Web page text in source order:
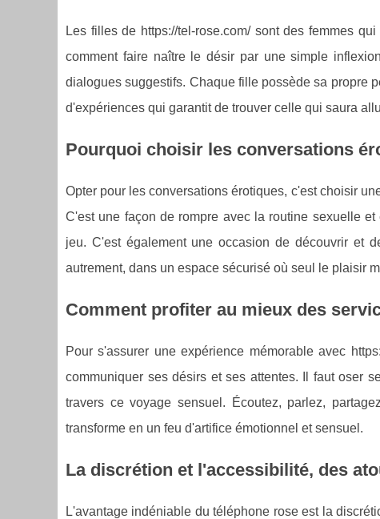
Les filles de https://tel-rose.com/ sont des femmes
comment faire naître le désir par une simple
dialogues suggestifs. Chaque fille possède sa propre
d'expériences qui garantit de trouver celle qui saura
Pourquoi choisir les conversations
Opter pour les conversations érotiques, c'est choisir
C'est une façon de rompre avec la routine sexuelle
jeu. C'est également une occasion de découvrir et
autrement, dans un espace sécurisé où seul le plaisir
Comment profiter au mieux des
Pour s'assurer une expérience mémorable avec
communiquer ses désirs et ses attentes. Il faut oser
travers ce voyage sensuel. Écoutez, parlez,
transforme en un feu d'artifice émotionnel et sensuel.
La discrétion et l'accessibilité, des
L'avantage indéniable du téléphone rose est la